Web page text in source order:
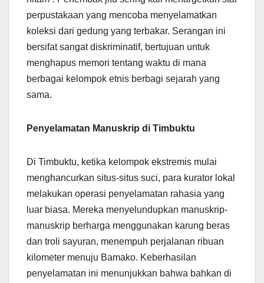
perpustakaan yang mencoba menyelamatkan
koleksi dari gedung yang terbakar. Serangan ini
bersifat sangat diskriminatif, bertujuan untuk
menghapus memori tentang waktu di mana
berbagai kelompok etnis berbagi sejarah yang
sama.
Penyelamatan Manuskrip di Timbuktu
Di Timbuktu, ketika kelompok ekstremis mulai
menghancurkan situs-situs suci, para kurator lokal
melakukan operasi penyelamatan rahasia yang
luar biasa. Mereka menyelundupkan manuskrip-
manuskrip berharga menggunakan karung beras
dan troli sayuran, menempuh perjalanan ribuan
kilometer menuju Bamako. Keberhasilan
penyelamatan ini menunjukkan bahwa bahkan di